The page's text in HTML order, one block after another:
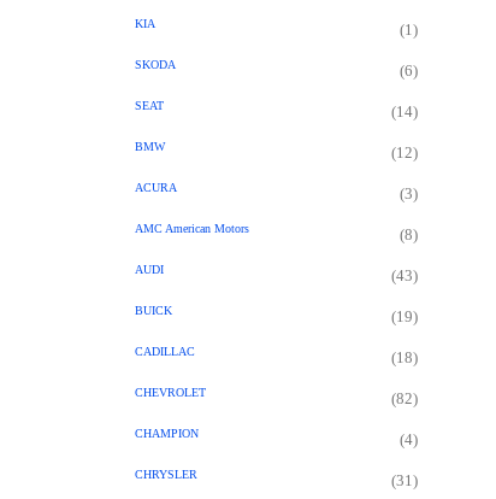
KIA (1)
SKODA (6)
SEAT (14)
BMW (12)
ACURA (3)
AMC American Motors (8)
AUDI (43)
BUICK (19)
CADILLAC (18)
CHEVROLET (82)
CHAMPION (4)
CHRYSLER (31)